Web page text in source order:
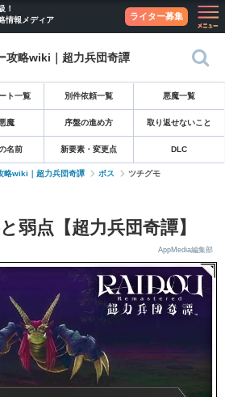
！
情報メディア
ライター募集
攻略wiki｜超力兵団奇譚
ト一覧 別件依頼一覧 悪魔一覧
魔 序盤の進め方 取り返せないこと
名前 新要素・変更点 DLC
略wiki｜超力兵団奇譚 ボス ツチグモ
弱点【超力兵団奇譚】
AppMedia編集部